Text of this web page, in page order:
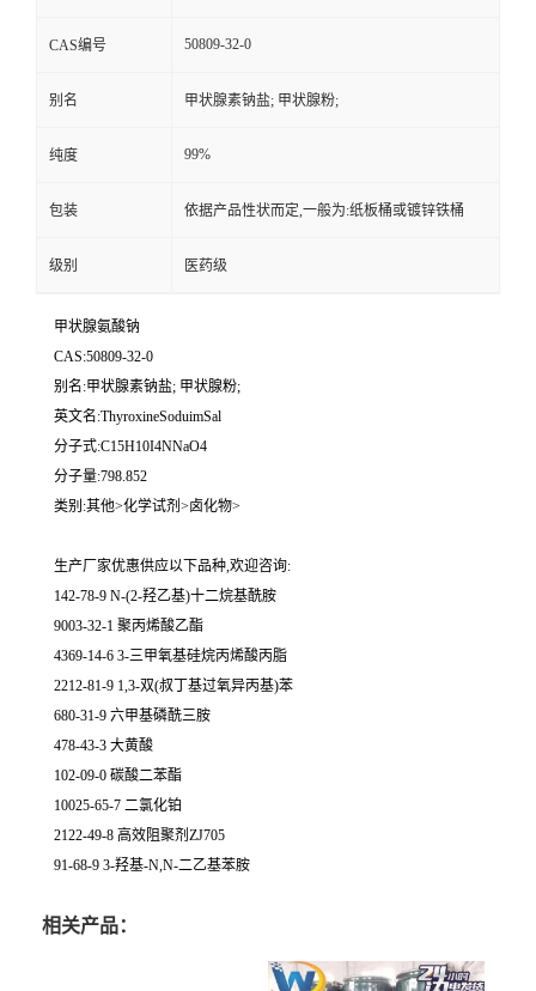
CAS编号 50809-32-0
别名 甲状腺素钠盐; 甲状腺粉;
纯度 99%
包装 依据产品性状而定,一般为:纸板桶或镀锌铁桶
级别 医药级
甲状腺氨酸钠
CAS:50809-32-0
别名:甲状腺素钠盐; 甲状腺粉;
英文名:ThyroxineSoduimSal
分子式:C15H10I4NNaO4
分子量:798.852
类别:其他>化学试剂>卤化物>
生产厂家优惠供应以下品种,欢迎咨询:
142-78-9 N-(2-羟乙基)十二烷基酰胺
9003-32-1 聚丙烯酸乙酯
4369-14-6 3-三甲氧基硅烷丙烯酸丙脂
2212-81-9 1,3-双(叔丁基过氧异丙基)苯
680-31-9 六甲基磷酰三胺
478-43-3 大黄酸
102-09-0 碳酸二苯酯
10025-65-7 二氯化铂
2122-49-8 高效阻聚剂ZJ705
91-68-9 3-羟基-N,N-二乙基苯胺
相关产品：